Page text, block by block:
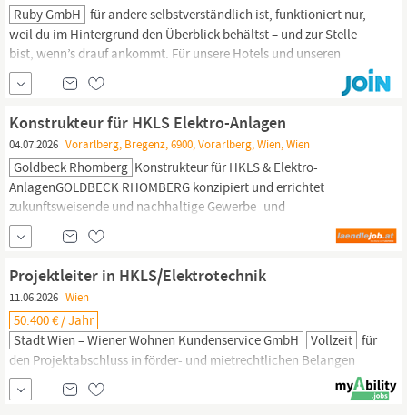
Ruby GmbH für andere selbstverständlich ist, funktioniert nur,
weil du im Hintergrund den Überblick behältst – und zur Stelle
bist, wenn’s drauf ankommt. Für unsere Hotels und unseren
Workspace in
Wien
begeisterten Allrounder, mit Lust anzupacken und die kleinen und
Konstrukteur für HKLS Elektro-Anlagen
04.07.2026 Vorarlberg, Bregenz, 6900, Vorarlberg, Wien, Wien
Goldbeck Rhomberg Konstrukteur für HKLS & Elektro-
AnlagenGOLDBECK RHOMBERG konzipiert und errichtet
zukunftsweisende und nachhaltige Gewerbe- und
Industrieimmobilien. 275 Teamplayer teilen gemeinsame Ziele
und Werte und beschreiten dabei oftmals individuelle Wege zum
Erfolg. 2001 gegründet, entwickelt sich GOLDBECK RHOMBERG
stets weiter zu einem
Projektleiter in HKLS/Elektrotechnik
11.06.2026 Wien
50.400 € / Jahr
Stadt Wien – Wiener Wohnen Kundenservice GmbH
Vollzeit für
den Projektabschluss in förder- und mietrechtlichen Belangen
auf. Das bringst du mit Deine abgeschlossene höhere technische
Ausbildung im HKLS- oder
(z. B. Meister